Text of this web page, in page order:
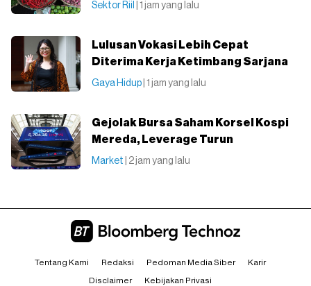
Sektor Riil | 1 jam yang lalu
Lulusan Vokasi Lebih Cepat
Diterima Kerja Ketimbang Sarjana
Gaya Hidup | 1 jam yang lalu
Gejolak Bursa Saham Korsel Kospi
Mereda, Leverage Turun
Market | 2 jam yang lalu
Tentang Kami Redaksi Pedoman Media Siber Karir
Disclaimer Kebijakan Privasi